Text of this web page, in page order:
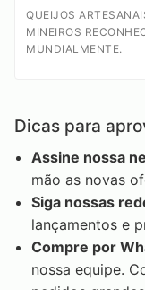
QUEIJOS
MINEIROS
MUNDIALMENTE.
Dicas para
Assine nossa
mão as novas
Siga nossas
lançamentos e
Compre por
nossa equipe.